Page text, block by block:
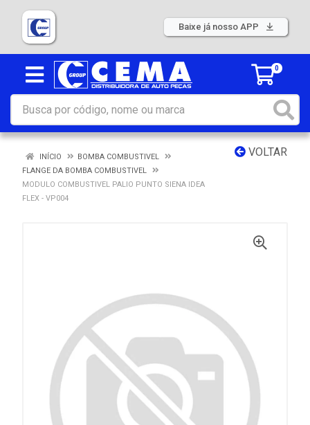
Baixe já nosso APP
0
VOLTAR
INÍCIO
BOMBA COMBUSTIVEL
FLANGE DA BOMBA COMBUSTIVEL
MODULO COMBUSTIVEL PALIO PUNTO SIENA IDEA
FLEX - VP004